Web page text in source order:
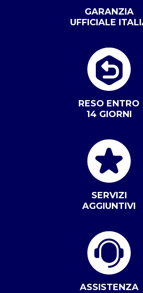
GARANZIA
UFFICIALE
RESO ENTRO
14 GIORNI
SERVIZI
AGGIUNTIVI
ASSISTENZA